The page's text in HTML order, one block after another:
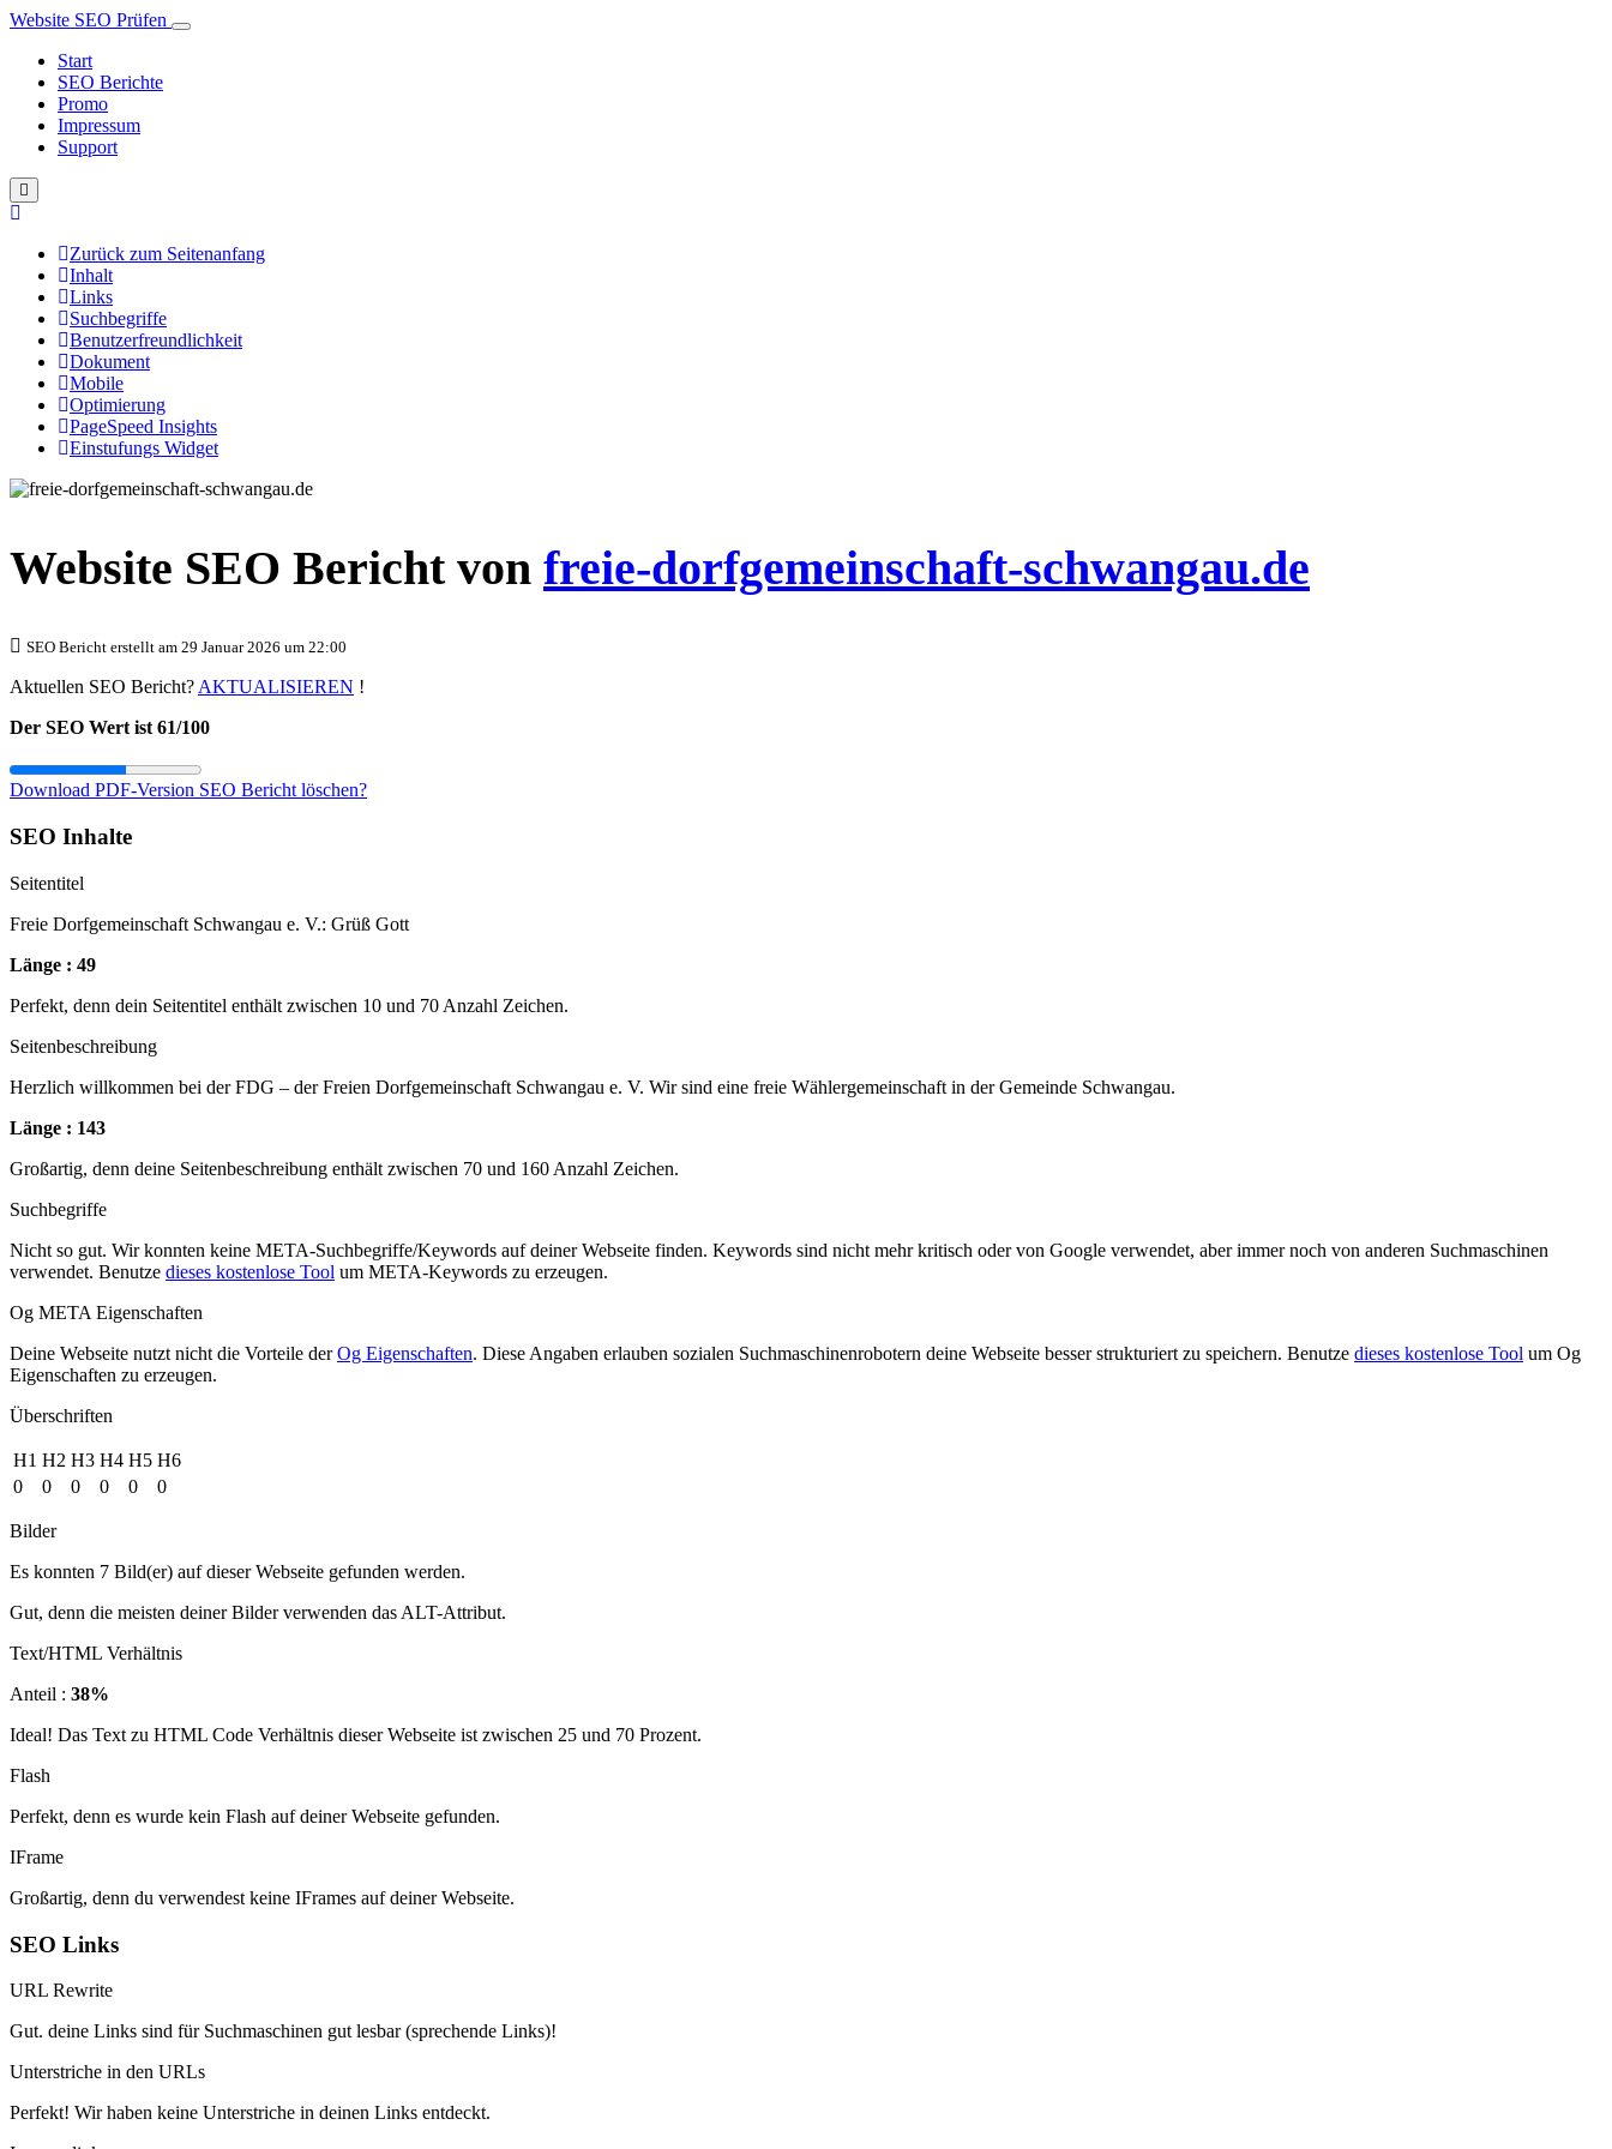
Website SEO Prüfen
Start
SEO Berichte
Promo
Impressum
Support
Zurück zum Seitenanfang
Inhalt
Links
Suchbegriffe
Benutzerfreundlichkeit
Dokument
Mobile
Optimierung
PageSpeed Insights
Einstufungs Widget
Website SEO Bericht von freie-dorfgemeinschaft-schwangau.de
SEO Bericht erstellt am 29 Januar 2026 um 22:00
Aktuellen SEO Bericht? AKTUALISIEREN !
Der SEO Wert ist 61/100
Download PDF-Version SEO Bericht löschen?
SEO Inhalte
Seitentitel
Freie Dorfgemeinschaft Schwangau e. V.: Grüß Gott
Länge : 49
Perfekt, denn dein Seitentitel enthält zwischen 10 und 70 Anzahl Zeichen.
Seitenbeschreibung
Herzlich willkommen bei der FDG – der Freien Dorfgemeinschaft Schwangau e. V. Wir sind eine freie Wählergemeinschaft in der Gemeinde Schwangau.
Länge : 143
Großartig, denn deine Seitenbeschreibung enthält zwischen 70 und 160 Anzahl Zeichen.
Suchbegriffe
Nicht so gut. Wir konnten keine META-Suchbegriffe/Keywords auf deiner Webseite finden. Keywords sind nicht mehr kritisch oder von Google verwendet, aber immer noch von anderen Suchmaschinen
verwendet. Benutze dieses kostenlose Tool um META-Keywords zu erzeugen.
Og META Eigenschaften
Deine Webseite nutzt nicht die Vorteile derOg Eigenschaften. Diese Angaben erlauben sozialen Suchmaschinenrobotern deine Webseite besser strukturiert zu speichern. Benutze dieses kostenlose Tool um Og
Eigenschaften zu erzeugen.
Überschriften
H1 H2 H3 H4 H5 H6
0
0 0 0 0 0
Bilder
Es konnten 7 Bild(er) auf dieser Webseite gefunden werden.
Gut, denn die meisten deiner Bilder verwenden das ALT-Attribut.
Text/HTML Verhältnis
Anteil : 38%
Ideal! Das Text zu HTML Code Verhältnis dieser Webseite ist zwischen 25 und 70 Prozent.
Flash
Perfekt, denn es wurde kein Flash auf deiner Webseite gefunden.
IFrame
Großartig, denn du verwendest keine IFrames auf deiner Webseite.
SEO Links
URL Rewrite
Gut. deine Links sind für Suchmaschinen gut lesbar (sprechende Links)!
Unterstriche in den URLs
Perfekt! Wir haben keine Unterstriche in deinen Links entdeckt.